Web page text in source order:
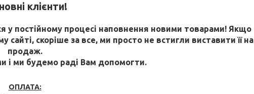
клієнти!
постійному процесі наповнення новими товарами! Якщо
скоріше за все, ми просто не встигли виставити її на
продаж.
і ми будемо раді Вам допомогти.
ОПЛАТА: